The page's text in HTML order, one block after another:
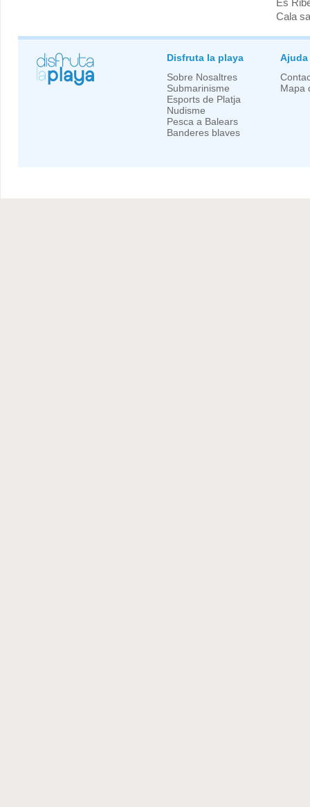
Es
Cala
Disfruta la playa
Sobre Nosaltres
Submarinisme
Esports de Platja
Nudisme
Pesca a Balears
Banderes blaves
Ajuda
Mapa